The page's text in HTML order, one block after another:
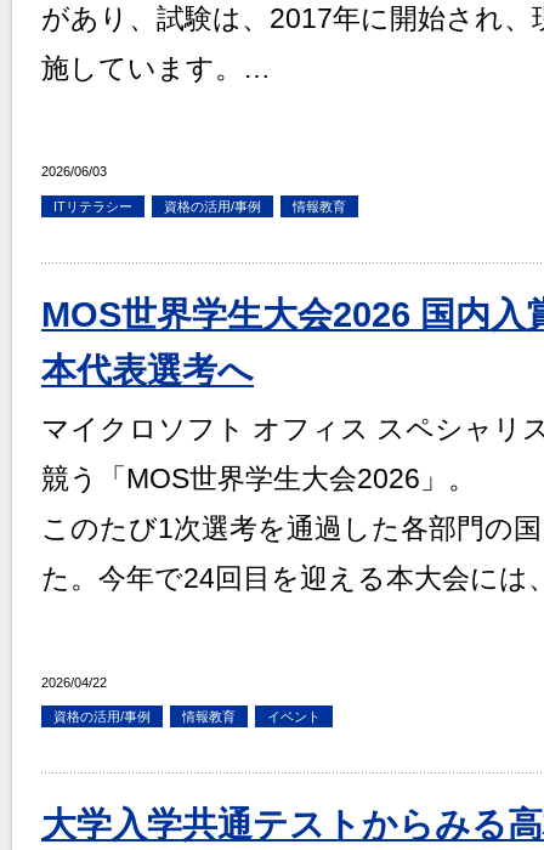
があり、試験は、2017年に開始され、
施しています。…
2026/06/03
ITリテラシー 資格の活用/事例 情報教育
MOS世界学生大会2026 国内
本代表選考へ
マイクロソフト オフィス スペシャリ
競う「MOS世界学生大会2026」。
このたび1次選考を通過した各部門の
た。今年で24回目を迎える本大会に
2026/04/22
資格の活用/事例 情報教育 イベント
大学入学共通テストからみる